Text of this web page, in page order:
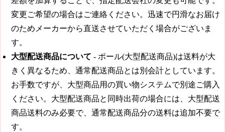
変更ご希望の場合はご連絡ください。迅速で円滑なお届け
のためメーカーから直送させていただく場合がございま
す。
大型配送商品について - ポール(大型配送商品)は送料が大
きく異なるため、通常配送商品とは別会計としています。
お手数ですが、大型商品用の買い物システムで別途ご購入
ください。大型配送商品と同時出荷の場合には、大型配送
商品送料のみ必要で、通常配送商品分の送料は追加不要で
す。